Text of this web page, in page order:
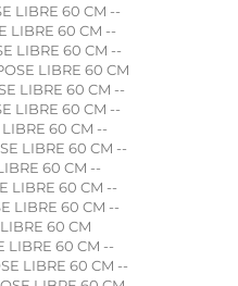
LIBRE 60 CM --
LIBRE 60 CM --
LIBRE 60 CM --
LIBRE 60 CM
LIBRE 60 CM --
LIBRE 60 CM --
60 CM --
LIBRE 60 CM --
60 CM --
LIBRE 60 CM --
LIBRE 60 CM --
60 CM
LIBRE 60 CM --
LIBRE 60 CM --